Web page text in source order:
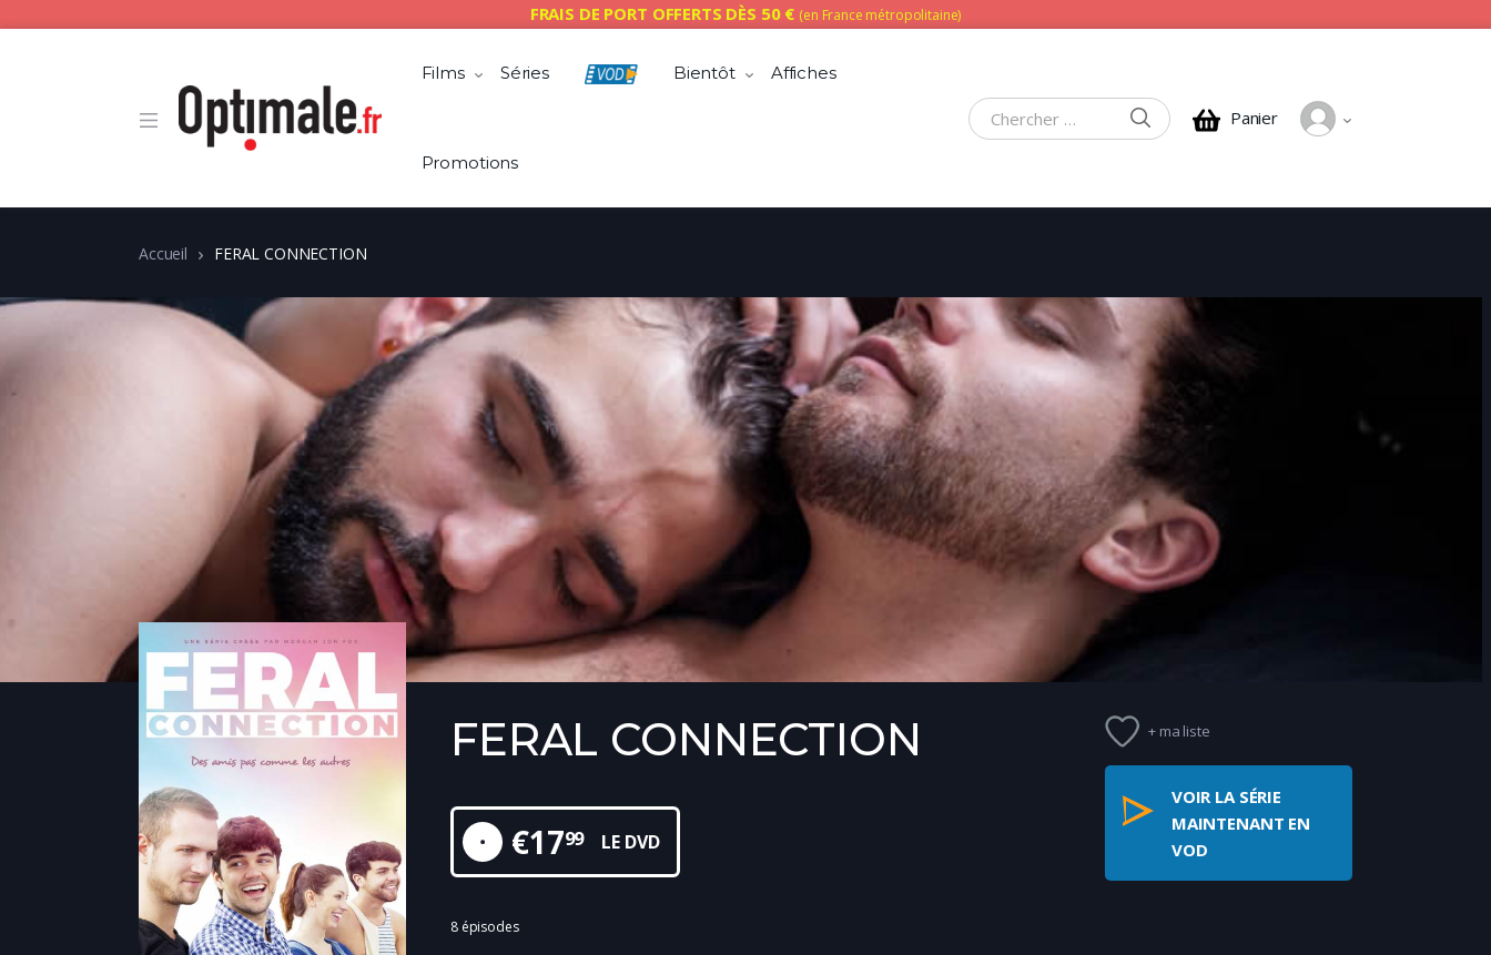
FRAIS DE PORT OFFERTS DÈS 50 € (en France métropolitaine)
Films Séries Bientôt Affiches
Promotions
Chercher :
CHERCHERPanier
Accueil FERAL CONNECTION
+ ma liste
VOIR LA SÉRIE
MAINTENANT EN
VOD
FERAL CONNECTION
€1799 LE DVD
8 épisodes